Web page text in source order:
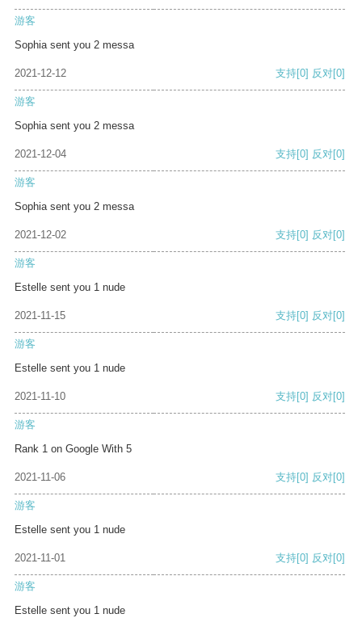
游客
Sophia sent you 2 messa
2021-12-12 支持[0] 反对[0]
游客
Sophia sent you 2 messa
2021-12-04 支持[0] 反对[0]
游客
Sophia sent you 2 messa
2021-12-02 支持[0] 反对[0]
游客
Estelle sent you 1 nude
2021-11-15 支持[0] 反对[0]
游客
Estelle sent you 1 nude
2021-11-10 支持[0] 反对[0]
游客
Rank 1 on Google With 5
2021-11-06 支持[0] 反对[0]
游客
Estelle sent you 1 nude
2021-11-01 支持[0] 反对[0]
游客
Estelle sent you 1 nude